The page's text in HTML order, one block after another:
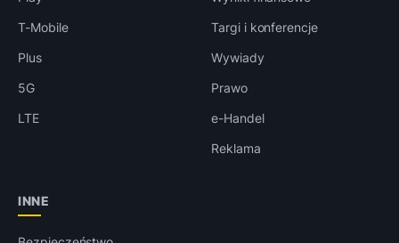
T-Mobile
Plus
5G
LTE
Targi i konferencje
Wywiady
Prawo
e-Handel
Reklama
INNE